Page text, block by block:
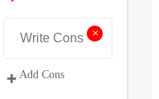
+
Add Cons